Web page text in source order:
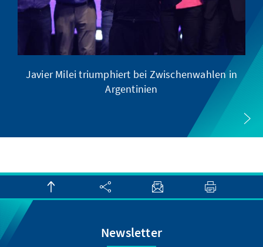
Javier Milei triumphiert bei Zwischenwahlen in
Argentinien
Newsletter